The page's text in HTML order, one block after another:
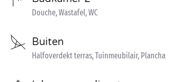
Douche, Wastafel, WC
Buiten
Halfoverdekt terras, Tuinmeubilair, Plancha